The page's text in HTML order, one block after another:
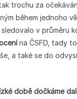
trochu za
během jednoho
v průměru
na ČSFD, tady
a také se do
době dočkáme